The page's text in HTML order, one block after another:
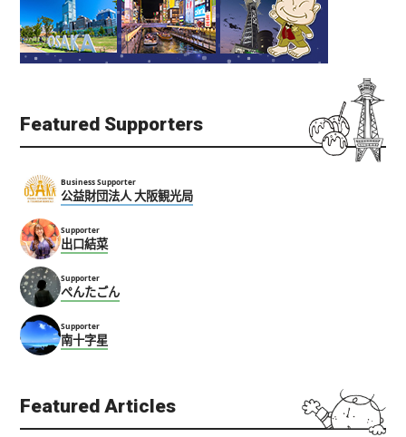
Featured Supporters
Business Supporter
公益財団法人 大阪観光局
Supporter
出口結菜
Supporter
ぺんたごん
Supporter
南十字星
Featured Articles